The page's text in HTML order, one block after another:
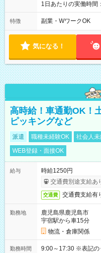
1日あたりの実働時間
や日曜のお休みも応相談 17:10～
ワークで働きたい」
特徴 副業・WワークOK
気になる！
高時給！車通勤OK！
ピッキングなど
派遣 職種未経験OK 社会人
WEB登録・面接OK
給与
時給1250円
交通費別途支給あ
交通費 交通費支給有
勤務地
鹿児島県鹿児島市
宇宿駅から車15分
物流・倉庫関係
勤務時間 9:00～